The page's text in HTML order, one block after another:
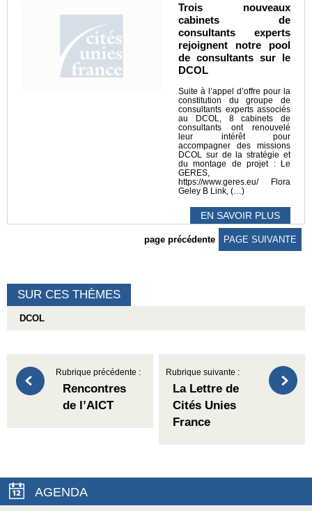
Trois nouveaux
cabinets de
consultants experts
rejoignent notre pool
de consultants sur le
DCOL
Suite à l’appel d’offre pour la
constitution du groupe de
consultants experts associés
au DCOL, 8 cabinets de
consultants ont renouvelé
leur intérêt pour
accompagner des missions
DCOL sur de la stratégie et
du montage de projet : Le
GERES,
https://www.geres.eu/ Flora
Geley B Link, (…)
EN SAVOIR PLUS
page précédente PAGE SUIVANTE
SUR CES THÈMES
DCOL
Rubrique précédente :
Rencontres
de l’AICT
Rubrique suivante :
La Lettre de
Cités Unies
France
AGENDA